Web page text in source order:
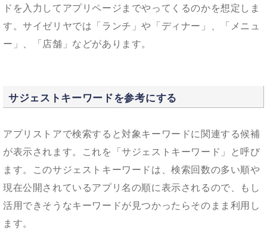
ドを入力してアプリページまでやってくるのかを想定しま
す。サイゼリヤでは「ランチ」や「ディナー」、「メニュ
ー」、「店舗」などがあります。
サジェストキーワードを参考にする
アプリストアで検索すると対象キーワードに関連する候補
が表示されます。これを「サジェストキーワード」と呼び
ます。このサジェストキーワードは、検索回数の多い順や
現在公開されているアプリ名の順に表示されるので、もし
活用できそうなキーワードが見つかったらそのまま利用し
ます。